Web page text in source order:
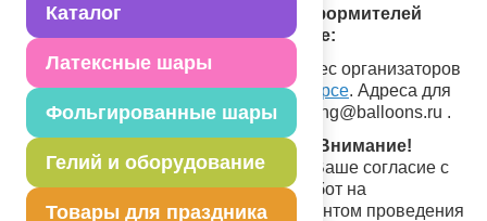
Каталог
Латексные шары
Фольгированные шары
Гелий и оборудование
Товары для праздника
Как принять участие в конкурсе оформителей
воздушными шарами на фестивале:
1. Заполнить и прислать в адрес организаторов
фестиваляЗаявку на участие в конкурсе. Адреса для
заявок:vladimir@sharik.ru или marketing@balloons.ru .
Заявки принимаются до 30.09.2009.
Внимание!
Заполненная Вами заявка означает Ваше согласие с
«Системой судейства конкурсных работ на
Фестивале». Ознакомиться с регламентом проведения